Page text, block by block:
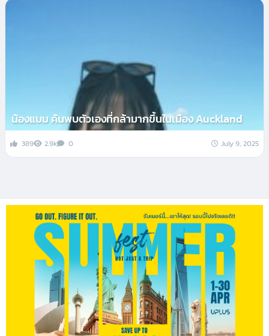
น้องแบม ค้นพบตัวเองที่กล้ามากขึ้นในเมือง Auckland
389 2.9k 0 July 9, 2025